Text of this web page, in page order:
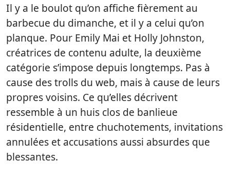
Il y a le boulot qu’on affiche fièrement au
barbecue du dimanche, et il y a celui qu’on
planque. Pour Emily Mai et Holly Johnston,
créatrices de contenu adulte, la deuxième
catégorie s’impose depuis longtemps. Pas à
cause des trolls du web, mais à cause de leurs
propres voisins. Ce qu’elles décrivent
ressemble à un huis clos de banlieue
résidentielle, entre chuchotements, invitations
annulées et accusations aussi absurdes que
blessantes.